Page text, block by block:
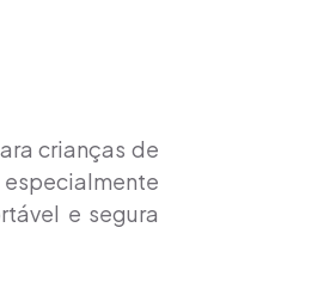
crianças de
especialmente
e segura